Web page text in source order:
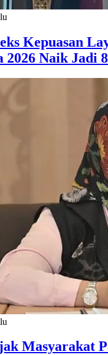
Kepuasan
2026 Naik Jadi
Masyarakat